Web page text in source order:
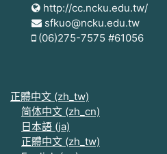
http://cc.ncku.edu.tw/
sfkuo@ncku.edu.tw
(06)275-7575 #61056
正體中文 ‎(zh_tw)‎
简体中文 ‎(zh_cn)‎
日本語 ‎(ja)‎
正體中文 ‎(zh_tw)‎